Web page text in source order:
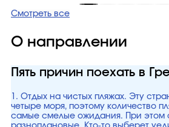
Смотреть все
О направлении
Пять причин поехать в
1. Отдых на чистых пляжах. Эту
четыре моря, поэтому количество
самые смелые ожидания. При этом